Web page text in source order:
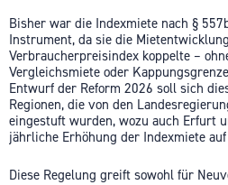
Bisher war die Indexmiete nach §
Instrument, da sie die
Verbraucherpreisindex koppelte –
Vergleichsmiete oder
Entwurf der Reform 2026 soll sich
Regionen, die von den
eingestuft wurden, wozu auch Erfurt
jährliche Erhöhung der Indexmiete
Diese Regelung greift sowohl für